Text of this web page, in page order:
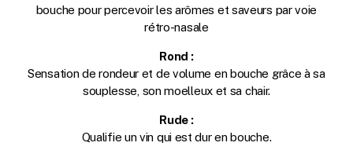
bouche pour percevoir les arômes et saveurs par voie
rétro-nasale
Rond :
Sensation de rondeur et de volume en bouche grâce à sa
souplesse, son moelleux et sa chair.
Rude :
Qualifie un vin qui est dur en bouche.